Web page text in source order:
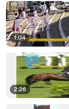
1:04
2:26